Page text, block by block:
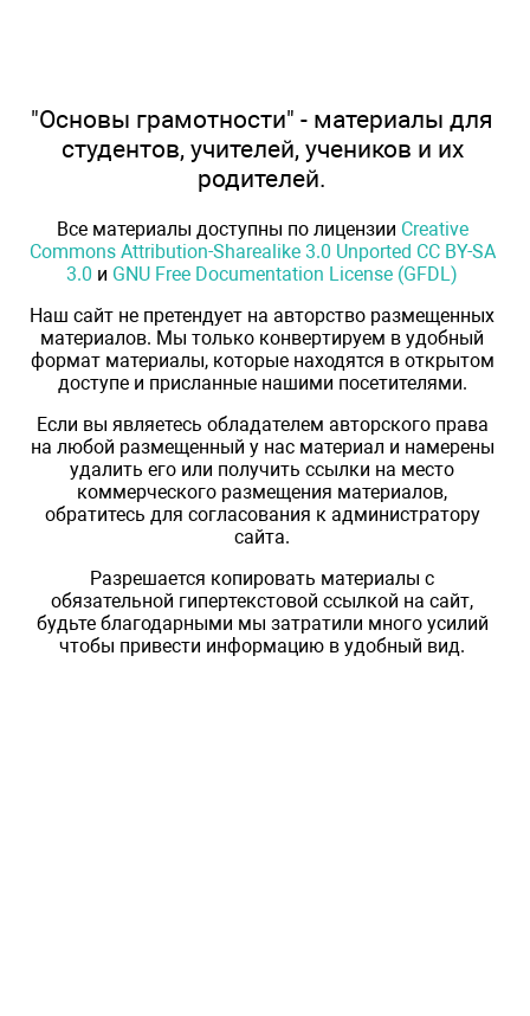
"Основы грамотности" - материалы для
студентов, учителей, учеников и их
родителей.
Все материалы доступны по лицензии Creative
Commons Attribution-Sharealike 3.0 Unported CC BY-SA
3.0 и GNU Free Documentation License (GFDL)
Наш сайт не претендует на авторство размещенных
материалов. Мы только конвертируем в удобный
формат материалы, которые находятся в открытом
доступе и присланные нашими посетителями.
Если вы являетесь обладателем авторского права
на любой размещенный у нас материал и намерены
удалить его или получить ссылки на место
коммерческого размещения материалов,
обратитесь для согласования к администратору
сайта.
Разрешается копировать материалы с
обязательной гипертекстовой ссылкой на сайт,
будьте благодарными мы затратили много усилий
чтобы привести информацию в удобный вид.